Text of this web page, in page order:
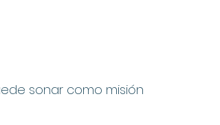
sonar como misión